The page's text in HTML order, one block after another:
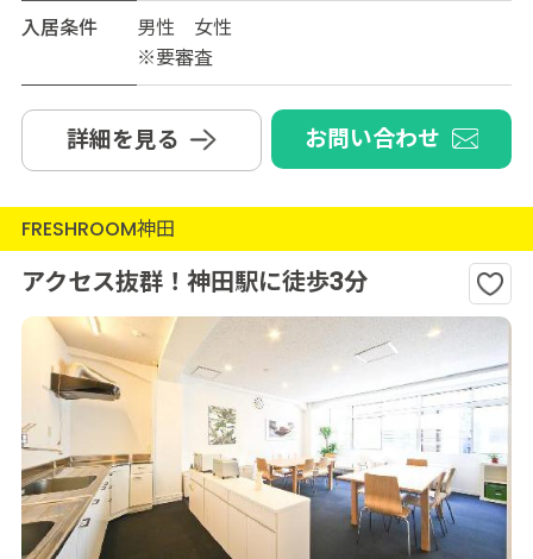
入居条件
男性 女性
※要審査
詳細を見る お問い合わせ
FRESHROOM神田
アクセス抜群！神田駅に徒歩3分